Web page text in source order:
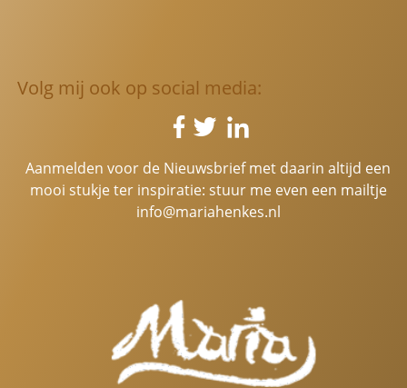
Volg mij ook op social media:
Aanmelden voor de Nieuwsbrief met daarin altijd een
mooi stukje ter inspiratie: stuur me even een mailtje
info@mariahenkes.nl